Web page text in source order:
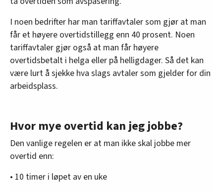
I noen bedrifter har man tariffavtaler som gjør at man
får et høyere overtidstillegg enn 40 prosent. Noen
tariffavtaler gjør også at man får høyere
overtidsbetalt i helga eller på helligdager. Så det kan
være lurt å sjekke hva slags avtaler som gjelder for din
arbeidsplass.
Hvor mye overtid kan jeg jobbe?
Den vanlige regelen er at man ikke skal jobbe mer
overtid enn:
• 10 timer i løpet av en uke